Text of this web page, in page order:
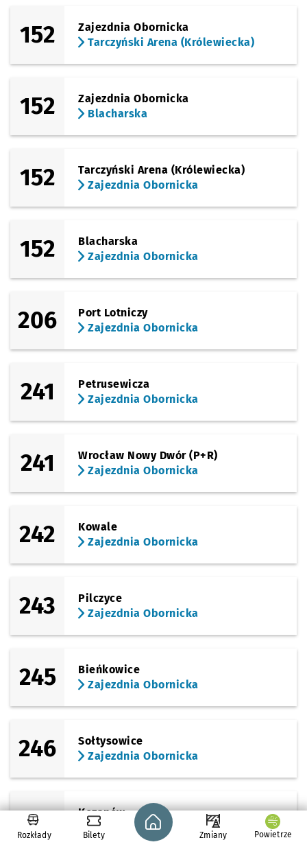
152
Zajezdnia Obornicka
Tarczyński Arena (Królewiecka)
152
Zajezdnia Obornicka
Blacharska
152
Tarczyński Arena (Królewiecka)
Zajezdnia Obornicka
152
Blacharska
Zajezdnia Obornicka
206
Port Lotniczy
Zajezdnia Obornicka
241
Petrusewicza
Zajezdnia Obornicka
241
Wrocław Nowy Dwór (P+R)
Zajezdnia Obornicka
242
Kowale
Zajezdnia Obornicka
243
Pilczyce
Zajezdnia Obornicka
245
Bieńkowice
Zajezdnia Obornicka
246
Sołtysowice
Zajezdnia Obornicka
246
Kozanów
Zajezdnia Obornicka
Rozkłady Bilety
Strona główna - wroclaw.pl
Zmiany Powietrze